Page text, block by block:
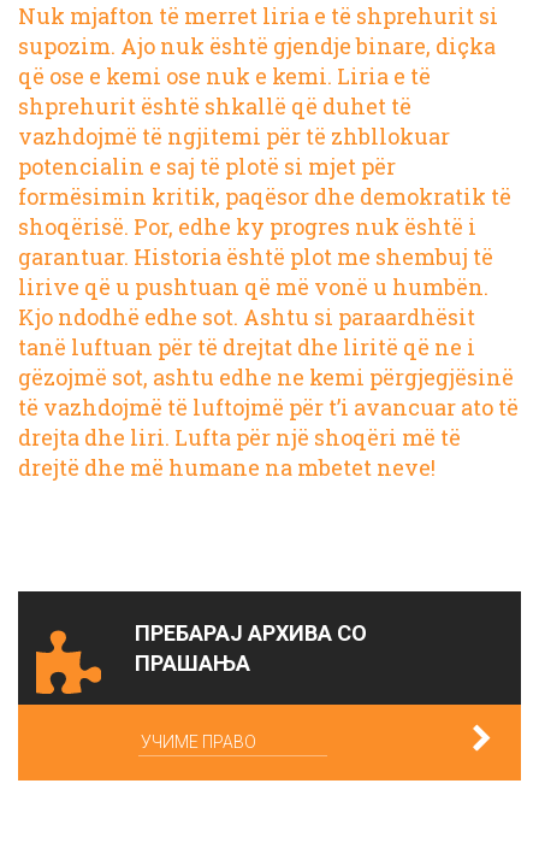
Nuk mjafton të merret liria e të shprehurit si
supozim. Ajo nuk është gjendje binare, diçka
që ose e kemi ose nuk e kemi. Liria e të
shprehurit është shkallë që duhet të
vazhdojmë të ngjitemi për të zhbllokuar
potencialin e saj të plotë si mjet për
formësimin kritik, paqësor dhe demokratik të
shoqërisë. Por, edhe ky progres nuk është i
garantuar. Historia është plot me shembuj të
lirive që u pushtuan që më vonë u humbën.
Kjo ndodhë edhe sot. Ashtu si paraardhësit
tanë luftuan për të drejtat dhe liritë që ne i
gëzojmë sot, ashtu edhe ne kemi përgjegjësinë
të vazhdojmë të luftojmë për t’i avancuar ato të
drejta dhe liri. Lufta për një shoqëri më të
drejtë dhe më humane na mbetet neve!
ПРЕБАРАЈ АРХИВА СО
ПРАШАЊА